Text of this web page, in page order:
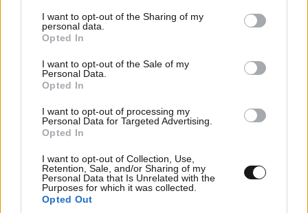
not limited to your visit or usage behaviour. You may click to
grant or deny consent to Google and its third-party tags to
use your data for below specified purposes in below Google
consent section.
I want to opt-out of the Sharing of my
personal data.
Opted In
I want to opt-out of the Sale of my
Personal Data.
Opted In
I want to opt-out of processing my
Personal Data for Targeted Advertising.
Opted In
I want to opt-out of Collection, Use,
Retention, Sale, and/or Sharing of my
Personal Data that Is Unrelated with the
Purposes for which it was collected.
Opted Out